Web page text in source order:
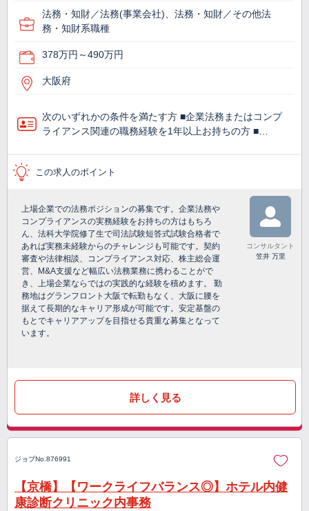
法務・知財／法務(事業会社)、法務・知財／その他法
務・知財系職種
378万円～490万円
大阪府
次のいずれかの条件を満たす方 ■企業法務またはコンプ
ライアンス関連の職務経験を1年以上お持ちの方 ■…
この求人のポイント
上場企業での法務ポジションの募集です。企業法務や
コンプライアンスの実務経験をお持ちの方はもちろ
ん、法科大学院修了生で司法試験短答式試験合格者で
あれば実務未経験からのチャレンジも可能です。契約
審査や法律相談、コンプライアンス対応、株主総会運
営、M&A支援など幅広い法務業務に携わることがで
き、上場企業ならではの実践的な経験を積めます。 勤
務地はグランフロント大阪で転勤もなく、大阪に腰を
据えて長期的なキャリア形成が可能です。安定基盤の
もとでキャリアアップを目指せる貴重な募集となって
います。
コンサルタント
笠井 万里
詳しく見る
ジョブNo.876991
【京橋】【ワークライフバランス◎】ホテル内健
康診断クリニック内事務